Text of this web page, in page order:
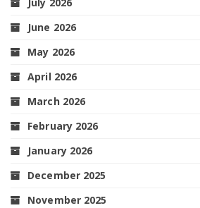
June 2026
May 2026
April 2026
March 2026
February 2026
January 2026
December 2025
November 2025